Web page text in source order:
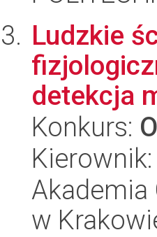
Ludzkie
detekcja
Konkurs:
Akademia
w